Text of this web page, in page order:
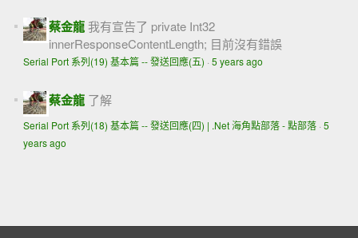
蔡金龍 我有宣告了 private Int32
innerResponseContentLength; 目前沒有錯誤
Serial Port 系列(19) 基本篇 -- 發送回應(五) · 5 years ago
蔡金龍 了解
Serial Port 系列(18) 基本篇 -- 發送回應(四) | .Net 海角點部落 - 點部落· 5
years ago